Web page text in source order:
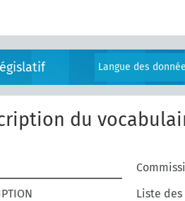
Langue des
du
Liste